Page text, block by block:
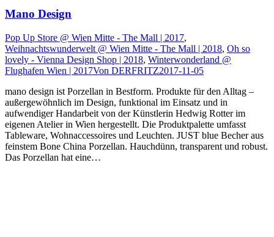
Mano Design
Pop Up Store @ Wien Mitte - The Mall | 2017,
Weihnachtswunderwelt @ Wien Mitte - The Mall | 2018, Oh so
lovely - Vienna Design Shop | 2018, Winterwonderland @
Flughafen Wien | 2017Von DERFRITZ2017-11-05
mano design ist Porzellan in Bestform. Produkte für den Alltag –
außergewöhnlich im Design, funktional im Einsatz und in
aufwendiger Handarbeit von der Künstlerin Hedwig Rotter im
eigenen Atelier in Wien hergestellt. Die Produktpalette umfasst
Tableware, Wohnaccessoires und Leuchten. JUST blue Becher aus
feinstem Bone China Porzellan. Hauchdünn, transparent und robust.
Das Porzellan hat eine…